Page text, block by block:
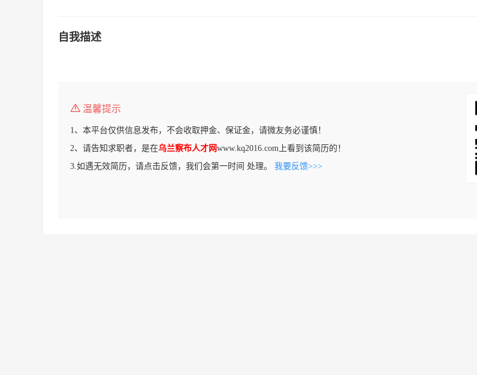
自我描述
温馨提示
1、本平台仅供信息发布，不会收取押金、保证金，请微友务必谨慎！
2、请告知求职者，是在乌兰察布人才网www.kq2016.com上看到该简历的！
3.如遇无效简历，请点击反馈，我们会第一时间 处理。 我要反馈>>>